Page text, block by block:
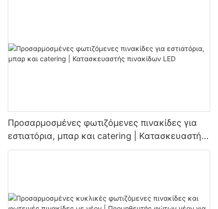
Προσαρμοσμένες φωτιζόμενες πινακίδες για
εστιατόρια, μπαρ και catering | Κατασκευαστής
πινακίδων LED